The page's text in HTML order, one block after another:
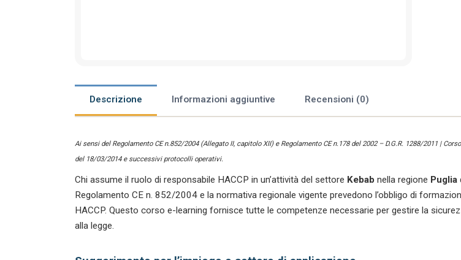
Descrizione Informazioni aggiuntive Recensioni (0)
Ai sensi del Regolamento CE n.852/2004 (Allegato II, capitolo XII) e Regolamento CE n.178 del 2002 – D.G.R. 1288/2011 |
del 18/03/2014 e successivi protocolli operativi.
Chi assume il ruolo di responsabile HACCP in un’attività del settore Kebab nella regione Puglia
Regolamento CE n. 852/2004 e la normativa regionale vigente prevedono l’obbligo di
HACCP. Questo corso e-learning fornisce tutte le competenze necessarie per gestire la
alla legge.